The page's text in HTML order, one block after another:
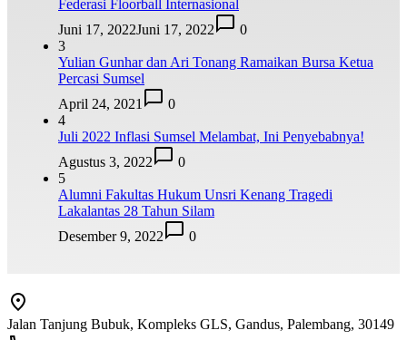
Federasi Floorball Internasional
Juni 17, 2022Juni 17, 2022
0
3
Yulian Gunhar dan Ari Tonang Ramaikan Bursa Ketua
Percasi Sumsel
April 24, 2021
0
4
Juli 2022 Inflasi Sumsel Melambat, Ini Penyebabnya!
Agustus 3, 2022
0
5
Alumni Fakultas Hukum Unsri Kenang Tragedi
Lakalantas 28 Tahun Silam
Desember 9, 2022
0
Jalan Tanjung Bubuk, Kompleks GLS, Gandus, Palembang, 30149